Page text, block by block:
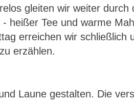
gleiten wir weiter
heißer Tee und warme
erreichen wir
erzählen.
Laune gestalten. Die